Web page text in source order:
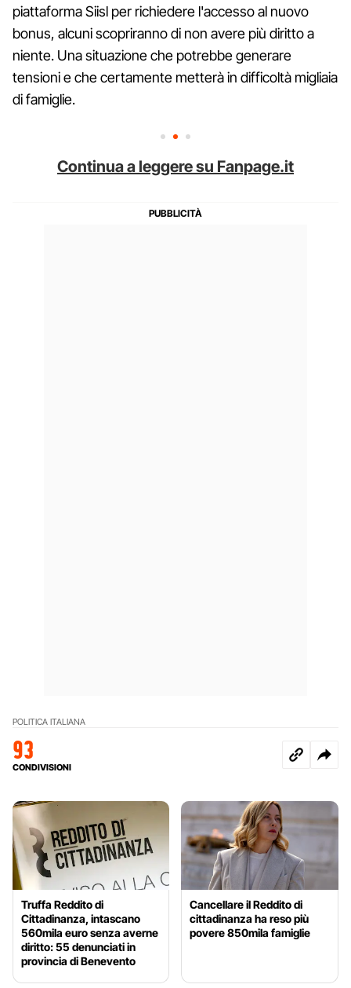
piattaforma Siisl per richiedere l'accesso al nuovo
bonus, alcuni scopriranno di non avere più diritto a
niente. Una situazione che potrebbe generare
tensioni e che certamente metterà in difficoltà migliaia
di famiglie.
Continua a leggere su Fanpage.it
POLITICA ITALIANA
93
CONDIVISIONI
Truffa Reddito di
Cittadinanza, intascano
560mila euro senza averne
diritto: 55 denunciati in
provincia di Benevento
Cancellare il Reddito di
cittadinanza ha reso più
povere 850mila famiglie